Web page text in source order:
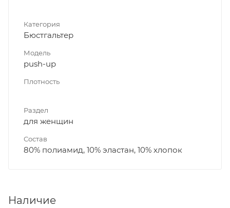
Категория
Бюстгальтер
Модель
push-up
Плотность
Раздел
для женщин
Состав
80% полиамид, 10% эластан, 10% хлопок
Наличие